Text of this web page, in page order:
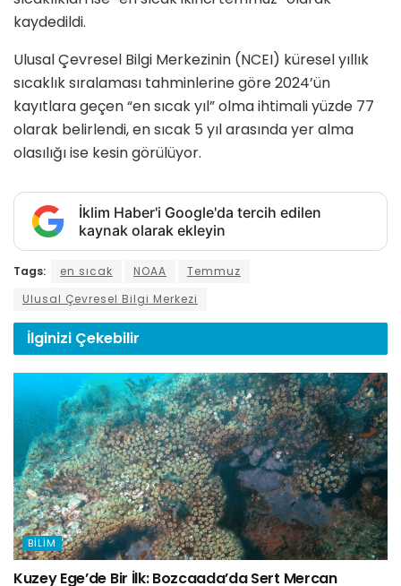
kaydedildi.
Ulusal Çevresel Bilgi Merkezinin (NCEI) küresel yıllık
sıcaklık sıralaması tahminlerine göre 2024’ün
kayıtlara geçen “en sıcak yıl” olma ihtimali yüzde 77
olarak belirlendi, en sıcak 5 yıl arasında yer alma
olasılığı ise kesin görülüyor.
İklim Haber'i Google'da tercih edilen
kaynak olarak ekleyin
Tags: en sıcak NOAA
Temmuz
Ulusal Çevresel Bilgi Merkezi
İlginizi Çekebilir
BILIM
Kuzey Ege’de Bir İlk: Bozcaada’da Sert Mercan